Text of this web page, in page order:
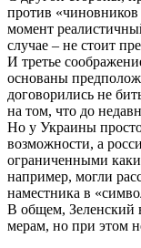
против
момент
случае – не стоит
И третье
основаны
договорились не
на том, что до
Но у Украины
возможности, а
ограниченными
например, могли
наместника в
В общем, Зеленский
мерам, но при этом